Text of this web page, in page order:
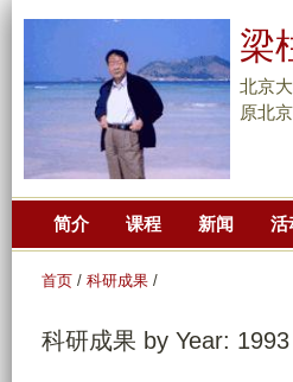
梁
北京
原北
简介 课程 新闻 活
首页 / 科研成果 /
科研成果 by Year: 1993